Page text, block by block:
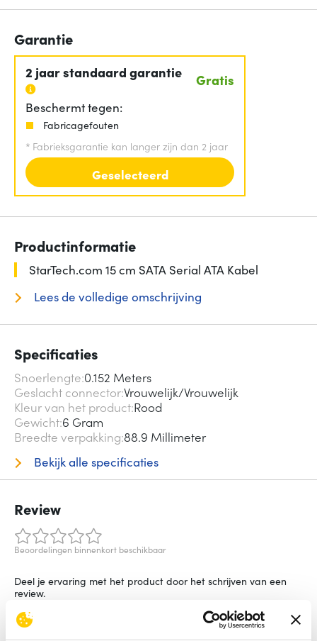
Garantie
2 jaar standaard garantie Gratis
Beschermt tegen:
Fabricagefouten
* Fabrieksgarantie kan langer zijn dan 2 jaar
Geselecteerd
Productinformatie
StarTech.com 15 cm SATA Serial ATA Kabel
Lees de volledige omschrijving
Specificaties
Snoerlengte 0.152 Meters
Geslacht connectorVrouwelijk/Vrouwelijk
Kleur van het product Rood
Gewicht 6 Gram
Breedte verpakking 88.9 Millimeter
Bekijk alle specificaties
Review
Beoordelingen binnenkort beschikbaar
Deel je ervaring met het product door het schrijven van een
review.
Schrijf een review